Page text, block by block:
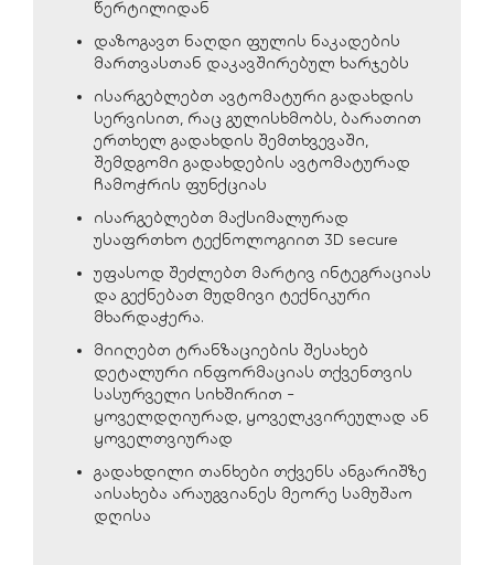
წერტილიდან
დაზოგავთ ნაღდი ფულის ნაკადების
მართვასთან დაკავშირებულ ხარჯებს
ისარგებლებთ ავტომატური გადახდის
სერვისით, რაც გულისხმობს, ბარათით
ერთხელ გადახდის შემთხვევაში,
შემდგომი გადახდების ავტომატურად
ჩამოჭრის ფუნქციას
ისარგებლებთ მაქსიმალურად
უსაფრთხო ტექნოლოგიით 3D secure
უფასოდ შეძლებთ მარტივ ინტეგრაციას
და გექნებათ მუდმივი ტექნიკური
მხარდაჭერა.
მიიღებთ ტრანზაციების შესახებ
დეტალური ინფორმაციას თქვენთვის
სასურველი სიხშირით -
ყოველდღიურად, ყოველკვირეულად ან
ყოველთვიურად
გადახდილი თანხები თქვენს ანგარიშზე
აისახება არაუგვიანეს მეორე სამუშაო
დღისა